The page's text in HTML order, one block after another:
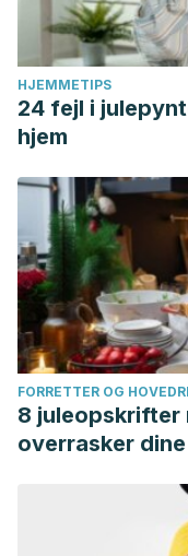
HJEMMETIPS
24 fejl i
hjem
FORRETTER OG
8 juleopskrifter
overrasker